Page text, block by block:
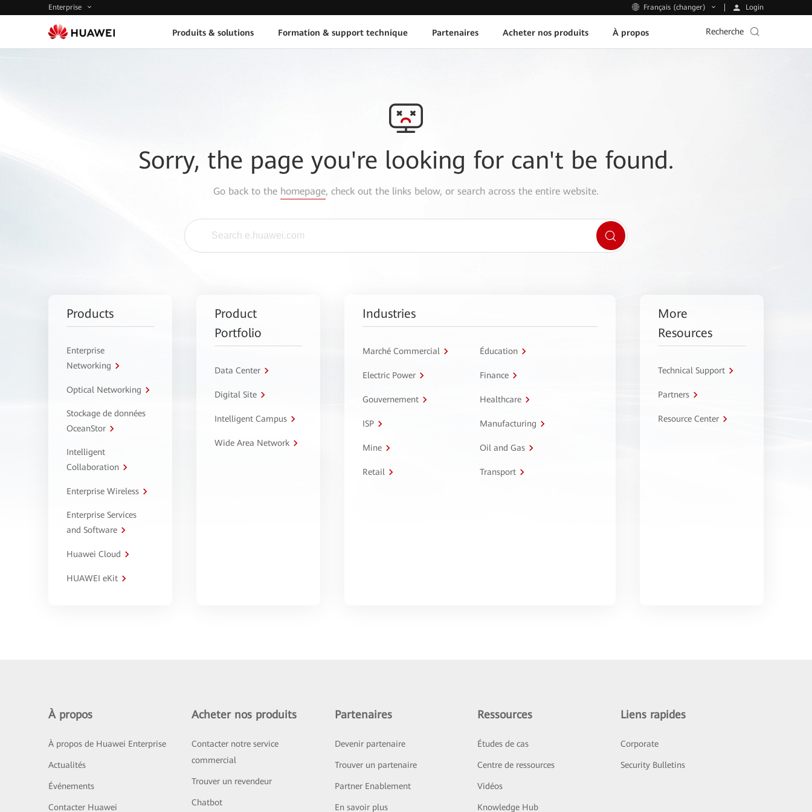
Enterprise Français (changer) Login
Produits & solutions Formation & support technique Partenaires Acheter nos produits À propos Recherche
Sorry, the page you're looking for can't be found.
Go back to the homepage, check out the links below, or search across the entire website.
Products
Enterprise
Networking
Optical Networking
Stockage de données
OceanStor
Intelligent
Collaboration
Enterprise Wireless
Enterprise Services
and Software
Huawei Cloud
HUAWEI eKit
Product
Portfolio
Data Center
Digital Site
Intelligent Campus
Wide Area Network
Industries
Marché Commercial Éducation
Electric Power Finance
Gouvernement Healthcare
ISP Manufacturing
Mine Oil and Gas
Retail Transport
More
Resources
Technical Support
Partners
Resource Center
À propos
À propos de Huawei Enterprise
Actualités
Événements
Contacter Huawei
Acheter nos produits
Contacter notre service
commercial
Trouver un revendeur
Chatbot
Partenaires
Devenir partenaire
Trouver un partenaire
Partner Enablement
En savoir plus
Ressources
Études de cas
Centre de ressources
Vidéos
Knowledge Hub
Liens rapides
Corporate
Security Bulletins